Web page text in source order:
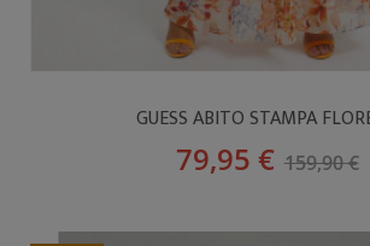
GUESS ABITO STAMPA
79,95 € 159,90 €